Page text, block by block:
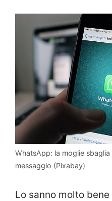
WhatsApp: la moglie
messaggio (Pixabay)
Lo sanno molto